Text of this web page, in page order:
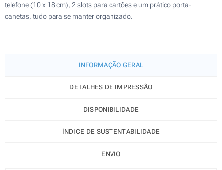
telefone (10 x 18 cm), 2 slots para cartões e um prático porta-
canetas, tudo para se manter organizado.
INFORMAÇÃO GERAL
DETALHES DE IMPRESSÃO
DISPONIBILIDADE
ÍNDICE DE SUSTENTABILIDADE
ENVIO